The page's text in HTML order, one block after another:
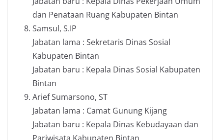
dan Penataan Ruang Kabupaten Bintan
Samsul, S.IP
Jabatan lama : Sekretaris Dinas Sosial
Kabupaten Bintan
Jabatan baru : Kepala Dinas Sosial Kabupaten
Bintan
Arief Sumarsono, ST
Jabatan lama : Camat Gunung Kijang
Jabatan baru : Kepala Dinas Kebudayaan dan